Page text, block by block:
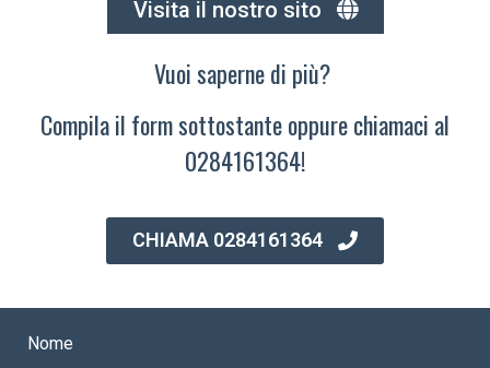
Visita il nostro sito
Vuoi saperne di più?
Compila il form sottostante oppure chiamaci al
0284161364!
CHIAMA 0284161364
Nome